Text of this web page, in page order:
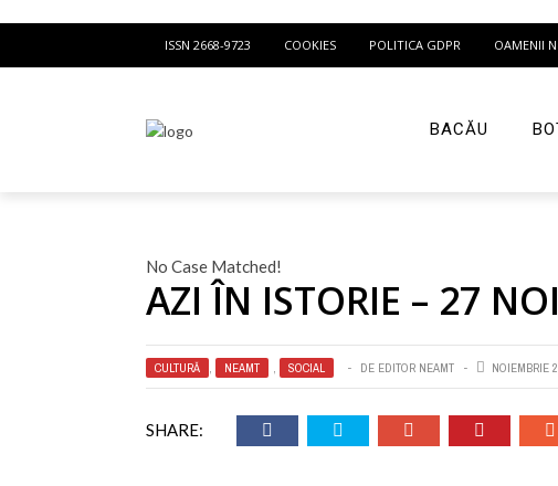
ISSN 2668-9723 COOKIES POLITICA GDPR OAMENII
BACĂU
No Case Matched!
AZI ÎN ISTORIE – 27
CULTURĂ , NEAMT , SOCIAL DE EDITOR NEAMT NOIEMBRIE
SHARE: